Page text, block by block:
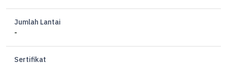
Jumlah Lantai
-
Sertifikat